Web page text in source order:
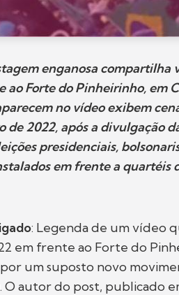
enganosa compartilha
ao Forte do Pinheirinho, em
no vídeo exibem
de 2022, após a divulgação
presidenciais,
em frente a quartéis
: Legenda de um vídeo
em frente ao Forte do
um suposto novo
O autor do post, publicado